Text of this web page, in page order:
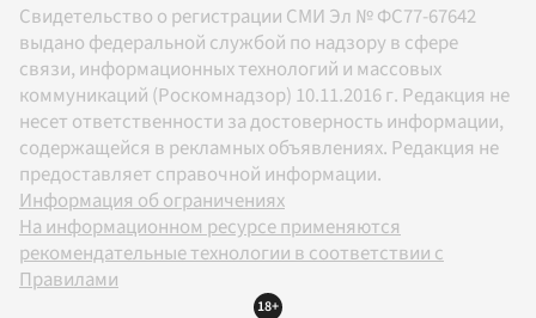
Свидетельство о регистрации СМИ Эл № ФС77-67642
выдано федеральной службой по надзору в сфере
связи, информационных технологий и массовых
коммуникаций (Роскомнадзор) 10.11.2016 г. Редакция не
несет ответственности за достоверность информации,
содержащейся в рекламных объявлениях. Редакция не
предоставляет справочной информации.
Информация об ограничениях
На информационном ресурсе применяются
рекомендательные технологии в соответствии с
Правилами
18+